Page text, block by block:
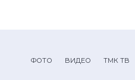
ФОТО ВИДЕО ТМК ТВ